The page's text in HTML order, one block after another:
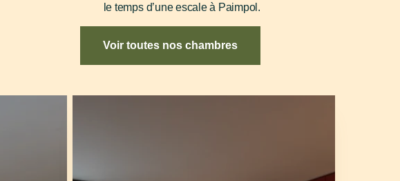
le temps d’une escale à Paimpol.
Voir toutes nos chambres